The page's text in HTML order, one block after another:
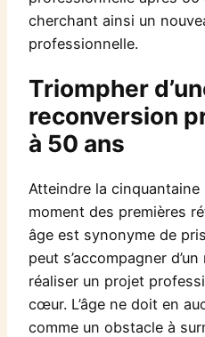
cherchant ainsi un
professionnelle.
Triompher
reconversion
à 50 ans
Atteindre la
moment des premières
âge est synonyme de
peut s’accompagner
réaliser un projet
cœur. L’âge ne doit en
comme un obstacle à